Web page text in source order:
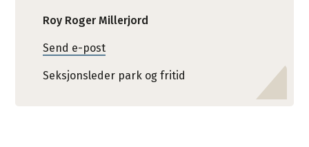
Roy Roger Millerjord
Send e-post
Seksjonsleder park og fritid